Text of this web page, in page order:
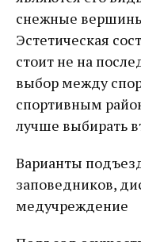
снежные
Эстетическая
стоит не на
выбор между
спортивным
лучше выбирать
Варианты
заповедников,
медучреждение